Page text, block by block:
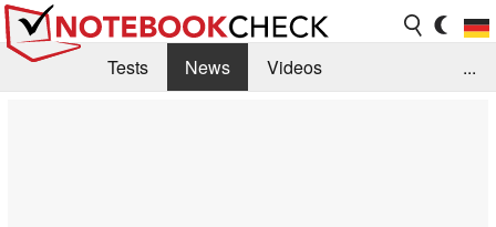
Tests News
Videos
...